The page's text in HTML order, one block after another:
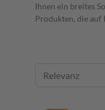
Ihnen ein breites
Produkten, die auf